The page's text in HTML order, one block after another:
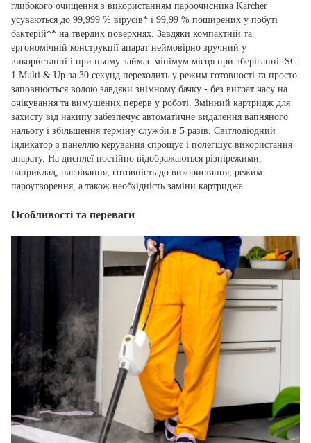
глибокого очищення з використанням пароочисника Kärcher
усуваються до 99,999 % вірусів* і 99,99 % поширених у побуті
бактерій** на твердих поверхнях. Завдяки компактній та
ергономічній конструкції апарат неймовірно зручний у
використанні і при цьому займає мінімум місця при зберіганні. SC
1 Multi & Up за 30 секунд переходить у режим готовності та просто
заповнюється водою завдяки знімному бачку - без витрат часу на
очікування та вимушених перерв у роботі. Змінний картридж для
захисту від накипу забезпечує автоматичне видалення вапняного
нальоту і збільшення терміну служби в 5 разів. Світлодіодний
індикатор з панеллю керування спрощує і полегшує використання
апарату. На дисплеї постійно відображаються різнірежими,
наприклад, нагрівання, готовність до використання, режим
пароутворення, а також необхідність заміни картриджа.
Особливості та переваги